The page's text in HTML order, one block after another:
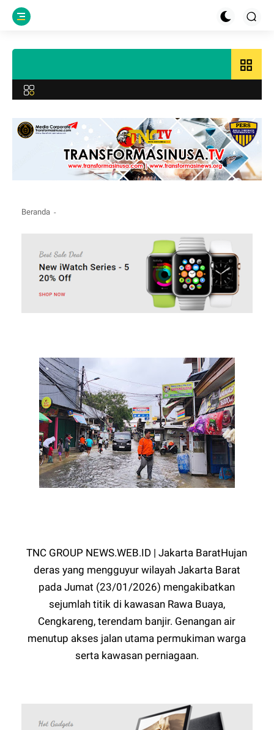
grid_view
Beranda
TNC GROUP NEWS.WEB.ID | Jakarta BaratHujan
deras yang mengguyur wilayah Jakarta Barat
pada Jumat (23/01/2026) mengakibatkan
sejumlah titik di kawasan Rawa Buaya,
Cengkareng, terendam banjir. Genangan air
menutup akses jalan utama permukiman warga
serta kawasan perniagaan.